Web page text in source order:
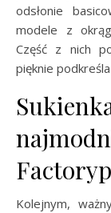
odsłonie
modele z
Część z nich
pięknie
Kolejnym,